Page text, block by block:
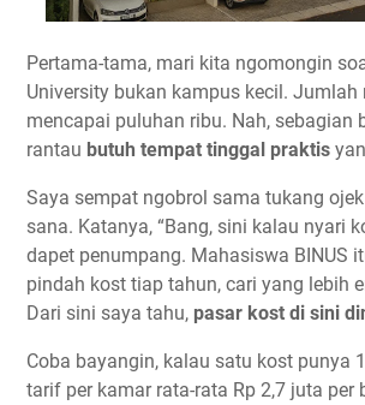
Pertama-tama, mari kita ngomongin
University bukan kampus kecil.
mencapai puluhan ribu. Nah, sebagian
rantau butuh tempat tinggal praktis
Saya sempat ngobrol sama tukang
sana. Katanya, “Bang, sini kalau nyari
dapet penumpang. Mahasiswa BINUS
pindah kost tiap tahun, cari yang lebih
Dari sini saya tahu, pasar kost di sini
Coba bayangin, kalau satu kost punya
tarif per kamar rata-rata Rp 2,7 juta per